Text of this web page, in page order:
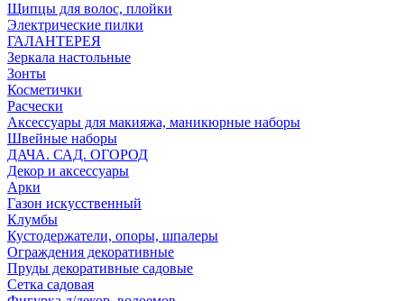
Щипцы для волос, плойки
Электрические пилки
ГАЛАНТЕРЕЯ
Зеркала настольные
Зонты
Косметички
Расчески
Аксессуары для макияжа, маникюрные наборы
Швейные наборы
ДАЧА. САД. ОГОРОД
Декор и аксессуары
Арки
Газон искусственный
Клумбы
Кустодержатели, опоры, шпалеры
Ограждения декоративные
Пруды декоративные садовые
Сетка садовая